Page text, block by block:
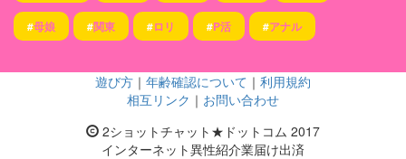
#母娘 #関東 #ロリ #P活 #アナル
遊び方 ｜ 年齢確認について ｜ 利用規約
相互リンク ｜ お問い合わせ
2ショットチャット★ドットコム 2017
インターネット異性紹介業届け出済